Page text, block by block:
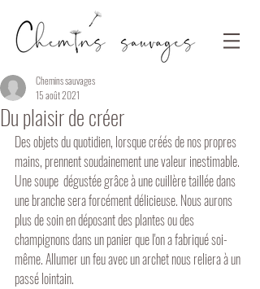
Du plaisir de créer
Chemins sauvages
15 août 2021
Des objets du quotidien, lorsque créés de nos propres
mains, prennent soudainement une valeur inestimable.
Une soupe  dégustée grâce à une cuillère taillée dans
une branche sera forcément délicieuse. Nous aurons
plus de soin en déposant des plantes ou des
champignons dans un panier que l'on a fabriqué soi-
même. Allumer un feu avec un archet nous reliera à un
passé lointain.